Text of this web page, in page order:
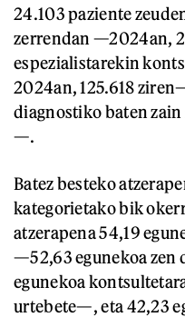
24.103 paziente
zerrendan —2024an,
espezialistarekin
2024an, 125.618
diagnostiko baten
—.
Batez besteko
kategorietako bik
atzerapena 54,19
—52,63 egunekoa
egunekoa
urtebete—, eta 42,23